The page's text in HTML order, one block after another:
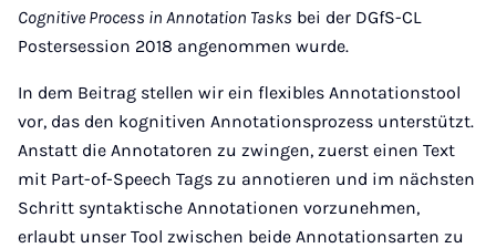
Cognitive Process in Annotation Tasks bei der DGfS-CL
Postersession 2018 angenommen wurde.
In dem Beitrag stellen wir ein flexibles Annotationstool
vor, das den kognitiven Annotationsprozess unterstützt.
Anstatt die Annotatoren zu zwingen, zuerst einen Text
mit Part-of-Speech Tags zu annotieren und im nächsten
Schritt syntaktische Annotationen vorzunehmen,
erlaubt unser Tool zwischen beide Annotationsarten zu